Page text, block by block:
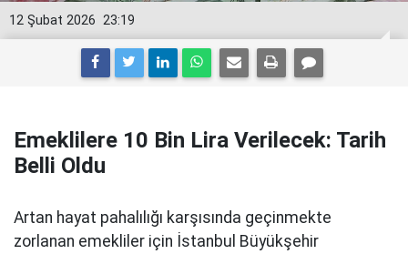
23:19
12 Şubat 2026
Emeklilere 10 Bin Lira Verilecek: Tarih
Belli Oldu
Artan hayat pahalılığı karşısında geçinmekte
zorlanan emekliler için İstanbul Büyükşehir